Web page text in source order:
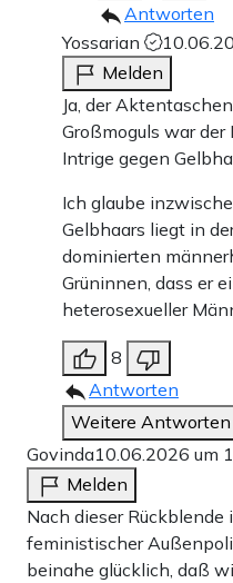
Antworten
Yossarian
Melden
Ja, der
Großmoguls war
Intrige gegen
Ich glaube
Gelbhaars liegt in
dominierten
Grüninnen, dass er
heterosexueller
8
Antworten
Weitere Antworten
Govinda10.06.2026 um
Melden
Nach dieser Rückblende
feministischer
beinahe glücklich, daß